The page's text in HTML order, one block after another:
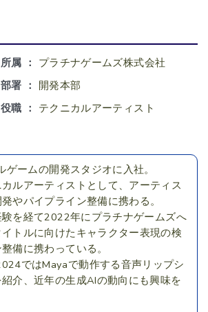
所属 ： プラチナゲームズ株式会社
部署 ： 開発本部
役職 ： テクニカルアーティスト
ームの開発スタジオに入社。
ルアーティストとして、アーティス
やパイプライン整備に携わる。
を経て2022年にプラチナゲームズへ
トルに向けたキャラクター表現の検
備に携わっている。
ではMayaで動作する音声リップシ
介、近年の生成AIの動向にも興味を